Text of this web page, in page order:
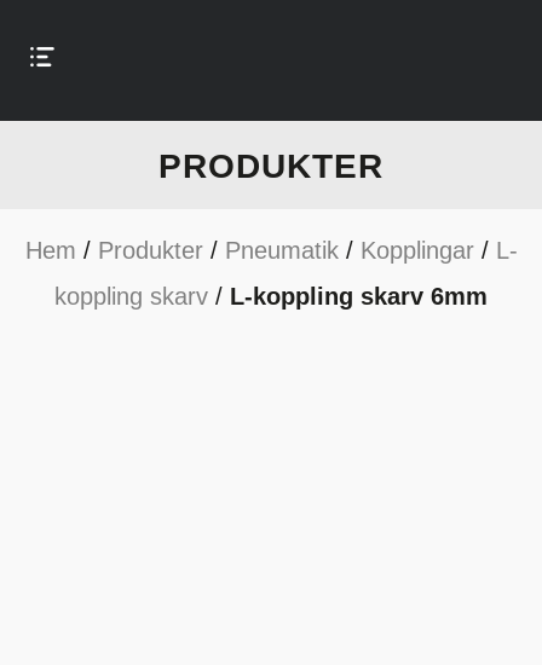
PRODUKTER
Hem / Produkter/ Pneumatik/ Kopplingar/ L-
koppling skarv / L-koppling skarv 6mm